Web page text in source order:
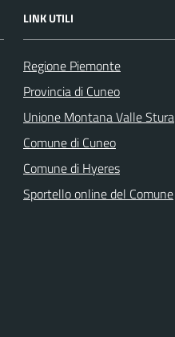
LINK UTILI
Regione Piemonte
Provincia di Cuneo
Unione Montana Valle Stura
Comune di Cuneo
Comune di Hyeres
Sportello online del Comune